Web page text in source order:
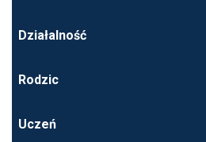
Działalność
Rodzic
Uczeń